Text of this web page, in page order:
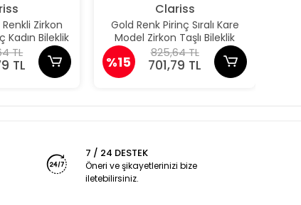
Zirkon
Kadın Bileklik
TL
TL
Clariss
Gold Renk Pirinç Sıralı Kare
Model Zirkon Taşlı Bileklik
%15
825,64 TL
701,79 TL
7 / 24 DESTEK
Öneri ve şikayetlerinizi bize
iletebilirsiniz.